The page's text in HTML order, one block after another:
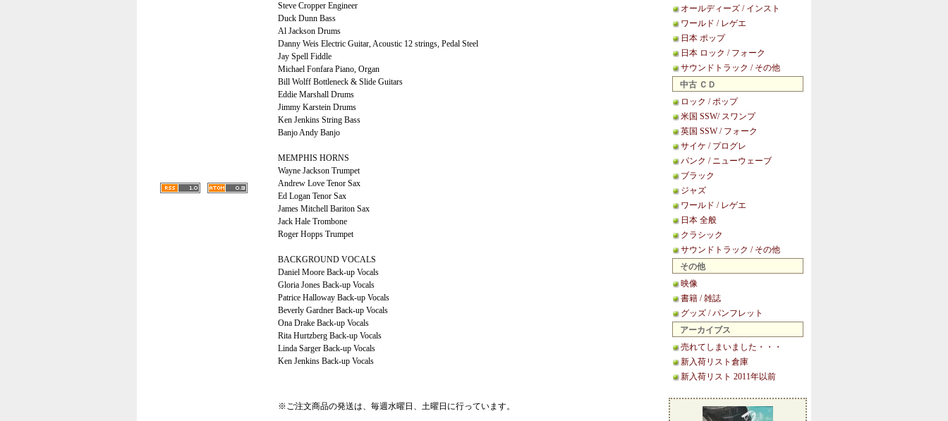
オールディーズ / インスト
ワールド / レゲエ
日本 ポップ
日本 ロック / フォーク
サウンドトラック / その他
中古 ＣＤ
ロック / ポップ
米国 SSW/ スワンプ
英国 SSW / フォーク
サイケ / プログレ
パンク / ニューウェーブ
ブラック
ジャズ
ワールド / レゲエ
日本 全般
クラシック
サウンドトラック / その他
その他
映像
書籍 / 雑誌
グッズ / パンフレット
アーカイブス
売れてしまいました・・・
新入荷リスト倉庫
新入荷リスト 2011年以前
Steve Cropper Engineer
Duck Dunn Bass
Al Jackson Drums
Danny Weis Electric Guitar, Acoustic 12 strings, Pedal Steel
Jay Spell Fiddle
Michael Fonfara Piano, Organ
Bill Wolff Bottleneck & Slide Guitars
Eddie Marshall Drums
Jimmy Karstein Drums
Ken Jenkins String Bass
Banjo Andy Banjo
MEMPHIS HORNS
Wayne Jackson Trumpet
Andrew Love Tenor Sax
Ed Logan Tenor Sax
James Mitchell Bariton Sax
Jack Hale Trombone
Roger Hopps Trumpet
BACKGROUND VOCALS
Daniel Moore Back-up Vocals
Gloria Jones Back-up Vocals
Patrice Halloway Back-up Vocals
Beverly Gardner Back-up Vocals
Ona Drake Back-up Vocals
Rita Hurtzberg Back-up Vocals
Linda Sarger Back-up Vocals
Ken Jenkins Back-up Vocals
※ご注文商品の発送は、毎週水曜日、土曜日に行っています。